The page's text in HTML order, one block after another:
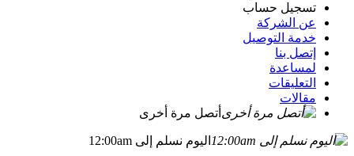
تسجيل حساب
عن الشركة
خدمة التوصيل
إتصل بنا
لمساعدة
التعليقات
مقالات
أتصل مرة أخرى
اليوم نسلم إلى 12:00am